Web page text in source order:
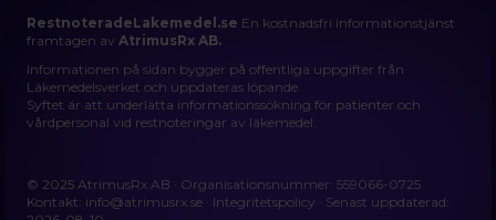
RestnoteradeLakemedel.se En kostnadsfri informationstjänst
framtagen avAtrimusRx AB.
Informationen på sidan bygger på offentliga uppgifter från
Läkemedelsverket och uppdateras löpande.
Syftet är att underlätta informationssökning för patienter och
vårdpersonal vid restnoteringar av läkemedel.
© 2025 AtrimusRx AB · Organisationsnummer: 559066-0725
Kontakt: info@atrimusrx.se · Integritetspolicy · Senast uppdaterad: